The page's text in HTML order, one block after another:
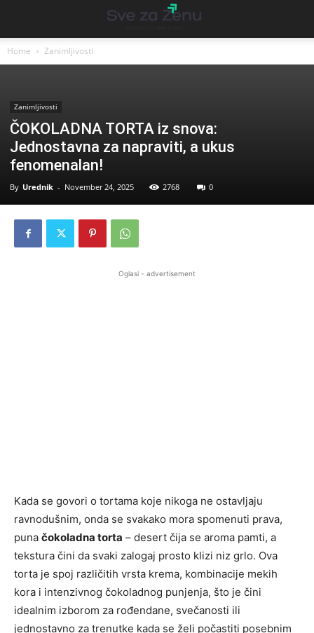
Home Zanimljivosti
Zanimljivosti
ČOKOLADNA TORTA iz snova:
Jednostavna za napraviti, a ukus
fenomenalan!
By Urednik - November 24, 2025 2768 0
Oglasi - advertisement
Kada se govori o tortama koje nikoga ne ostavljaju
ravnodušnim, onda se svakako mora spomenuti prava,
puna čokoladna torta – desert čija se aroma pamti, a
tekstura čini da svaki zalogaj prosto klizi niz grlo. Ova
torta je spoj različitih vrsta krema, kombinacije mekih
kora i intenzivnog čokoladnog punjenja, što je čini
idealnim izborom za rođendane, svečanosti ili
jednostavno za trenutke kada se želi počastiti posebnim